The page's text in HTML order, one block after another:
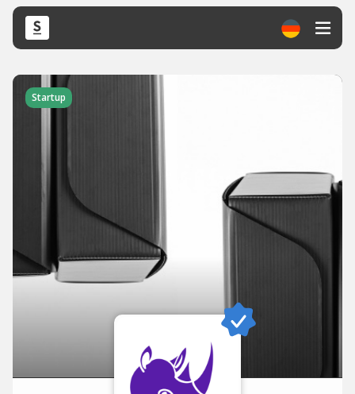
Startup